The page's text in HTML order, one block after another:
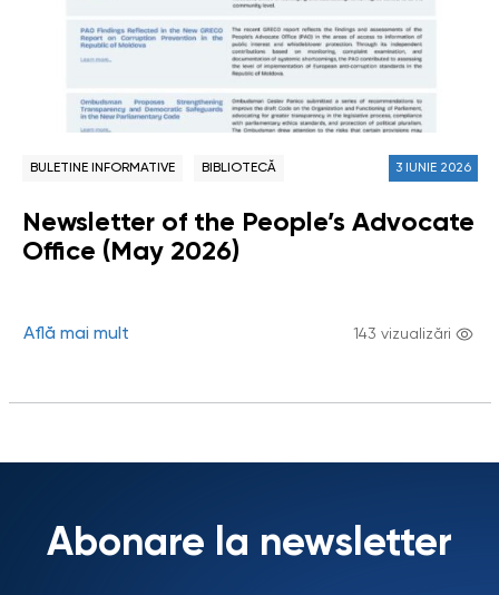
BULETINE INFORMATIVE BIBLIOTECĂ 3 IUNIE 2026
Newsletter of the People’s Advocate
Office (May 2026)
Află mai mult 143 vizualizări
Abonare la newsletter